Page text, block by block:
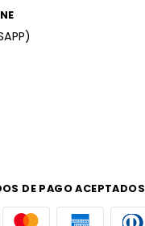
DE PAGO ACEPTADOS